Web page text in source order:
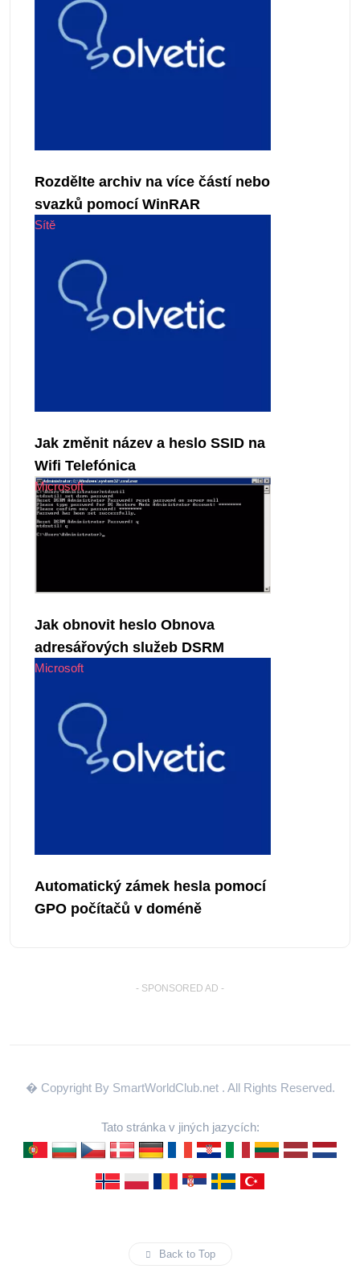
Rozdělte archiv na více částí nebo
svazků pomocí WinRAR
Sítě
Jak změnit název a heslo SSID na
Wifi Telefónica
Microsoft
Jak obnovit heslo Obnova
adresářových služeb DSRM
Microsoft
Automatický zámek hesla pomocí
GPO počítačů v doméně
- SPONSORED AD -
� Copyright By SmartWorldClub.net . All Rights Reserved.
Tato stránka v jiných jazycích:
Back to Top